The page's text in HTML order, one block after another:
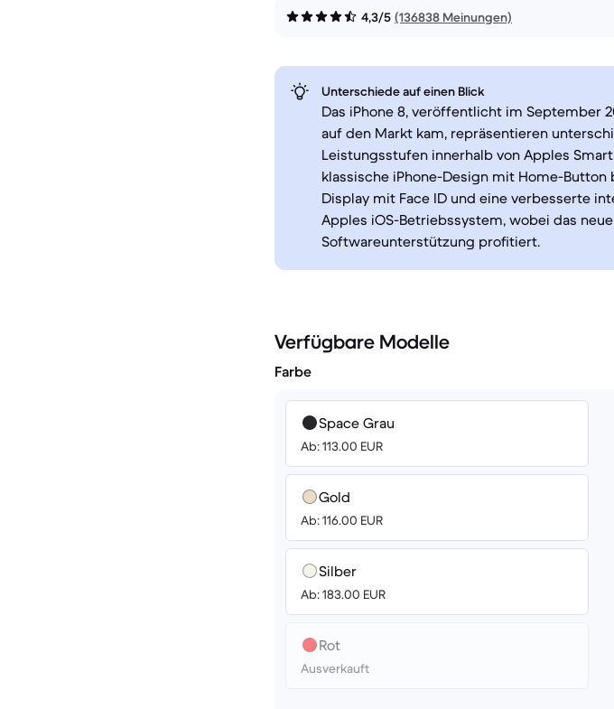
4,3/5 (136838 Meinungen)
Unterschiede auf einen Blick
Das iPhone 8, veröffentlicht im September
auf den Markt kam, repräsentieren
Leistungsstufen innerhalb von Apples
klassische iPhone-Design mit Home-
Display mit Face ID und eine verbesserte
Apples iOS-Betriebssystem, wobei das
Softwareunterstützung profitiert.
Verfügbare Modelle
Farbe
Space Grau
Ab: 113.00 EUR
Gold
Ab: 116.00 EUR
Silber
Ab: 183.00 EUR
Rot
Ausverkauft